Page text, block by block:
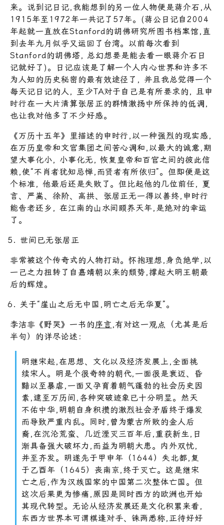
来。说到记日记,我能想到的另一位人物便是蒋介石,从
1915年至1972年一共记了57年。(蒋公日记自2004
年起就一直放在Stanford的胡佛研究所图书档案馆,直
到去年九月似乎又运回了台湾。以前每次看到
Stanford的胡佛塔, 总幻想要是能去看一眼蒋介石日
记就好了)。日记应该是了解一个人内心世界和许多不
为人知的历史秘密的最有效途径了, 并且我总觉得一个
每天记日记的人, 至少TA对于自己是有所要求的, 且申
时行在一大片清算张居正的群情激扬中所保持的低调,
也让我对他多了不少好感。
《万历十五年》里描述的申时行,以一种强烈的现实感,
在万历皇帝和文官集团之间苦心调和,以最大的诚意,期
望大事化小, 小事化无, 恢复皇帝和百官之间的彼此信
赖,使“不肖者犹知忌惮,而贤者有所依归”。但即便是这
个标准, 他最后还是失败了。但比起他的几位前任, 夏
言、严嵩、徐阶、高拱、张居正无一得以善终,申时行
能告老还乡, 在江南的山水间颐养天年,是绝对的幸运
了。
世间已无张居正
非常被这个传奇式的人物打动。怀抱理想,身负绝学,以
一己之力扭转了自嘉靖朝以来的颓势,撑起大明王朝最
后的辉煌。
关于“崖山之后无中国,明亡之后无华夏”。
李洁非《野哭》一书的序言 ,有对这一观点（尤其是后
半句）的详尽论述：
明继宋起,在思想、文化以及经济发展上,全面祧
续宋人。明是个很奇特的朝代,一面很是衰迈、昏
黯以至暴虐,一面又孕育着朝气蓬勃的社会历史因
素,逮至万历间,各种突破迹象已十分明显。然天
不佑中华,明朝自身积攒的激烈社会矛盾终于爆发
而导致严重内乱。同时,曾为蒙古所败的金人后
裔,在沉沦荒蛮、几近湮灭三百年后,重获新生,日
渐具备强大破坏力,而益为明朝大患。内外双忧,
并至齐发。明遂先于甲申年（1644）失北都,复
于乙酉年（1645）丧南京,终于灭亡。这是继宋
亡之后,作为汉族国家的中国第二次整体亡国。但
这次后果更为惨痛,原因是同时西方的欧洲也开始
其现代转型。无论从经济发展还是文化积累来看,
东西方世界本可谓棋逢对手、铢两悉称,正待好好